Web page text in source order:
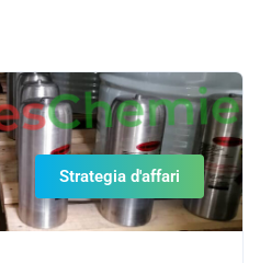
Strategia d'affari